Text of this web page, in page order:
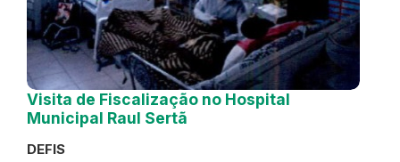
Visita de Fiscalização no Hospital
Municipal Raul Sertã
DEFIS